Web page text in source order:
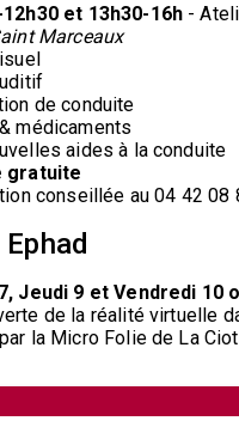
et 13h30-16h -
Marceaux
de conduite
médicaments
aides à la conduite
gratuite
conseillée au 04 42 08
Jeudi 9 et Vendredi 10
de la réalité virtuelle
la Micro Folie de La